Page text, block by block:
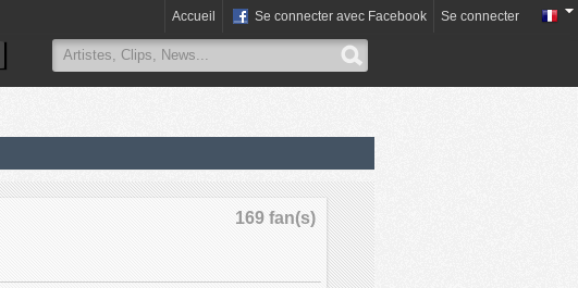
Accueil Se connecter avec Facebook Se connecter
169 fan(s)